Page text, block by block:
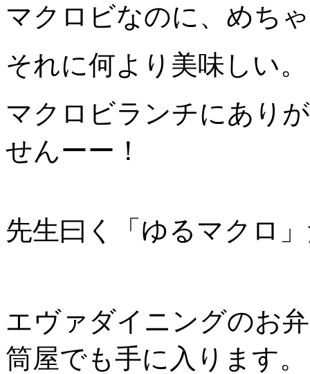
マクロビなのに、めち
それに何より美味しい。
マクロビランチにあり
せんーー！
先生曰く「ゆるマクロ
エヴァダイニングのお
筒屋でも手に入ります。